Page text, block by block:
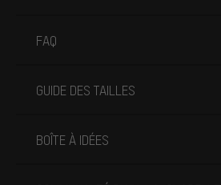
FAQ
GUIDE DES TAILLES
BOÎTE À IDÉES